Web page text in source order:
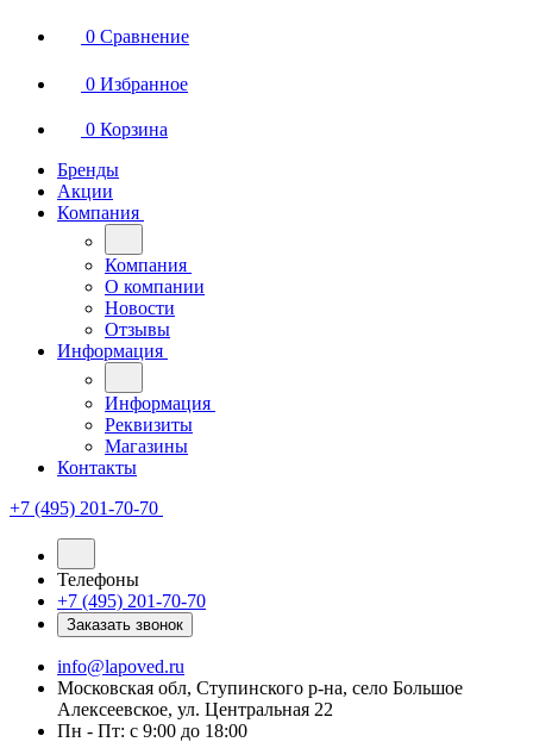
0 Сравнение
0 Избранное
0 Корзина
Бренды
Акции
Компания
Компания
О компании
Новости
Отзывы
Информация
Информация
Реквизиты
Магазины
Контакты
+7 (495) 201-70-70
Телефоны
+7 (495) 201-70-70
Заказать звонок
info@lapoved.ru
Московская обл, Ступинского р-на, село Большое
Алексеевское, ул. Центральная 22
Пн - Пт: с 9:00 до 18:00